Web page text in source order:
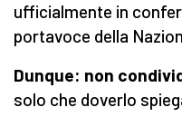
ufficialmente in
portavoce della
Dunque: non
solo che doverlo